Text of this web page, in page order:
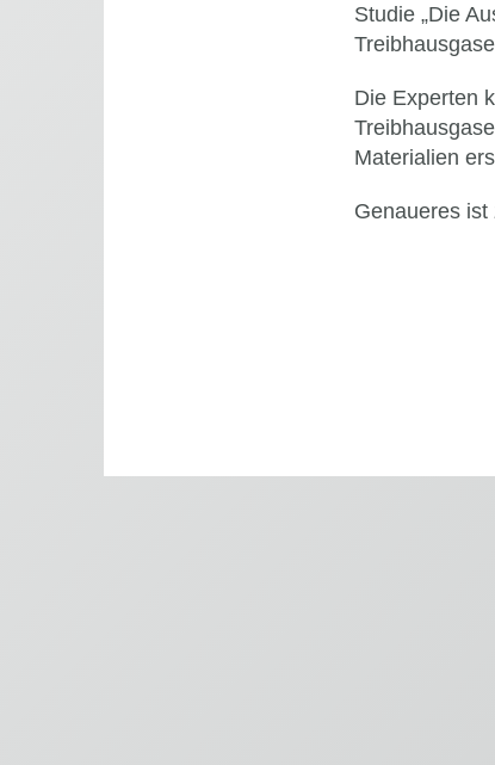
Studie „Die
Die Experten
Materialien
Genaueres